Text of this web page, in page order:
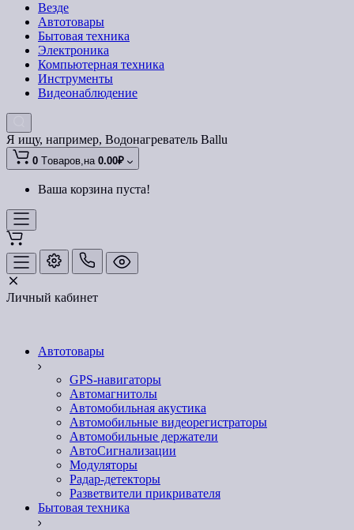
Везде
Автотовары
Бытовая техника
Электроника
Компьютерная техника
Инструменты
Видеонаблюдение
Я ищу, например, Водонагреватель Ballu
0 Tоваров,на 0.00₽
Ваша корзина пуста!
Личный кабинет
Автотовары
GPS-навигаторы
Автомагнитолы
Автомобильная акустика
Автомобильные видеорегистраторы
Автомобильные держатели
АвтоСигнализации
Модуляторы
Радар-детекторы
Разветвители прикривателя
Бытовая техника